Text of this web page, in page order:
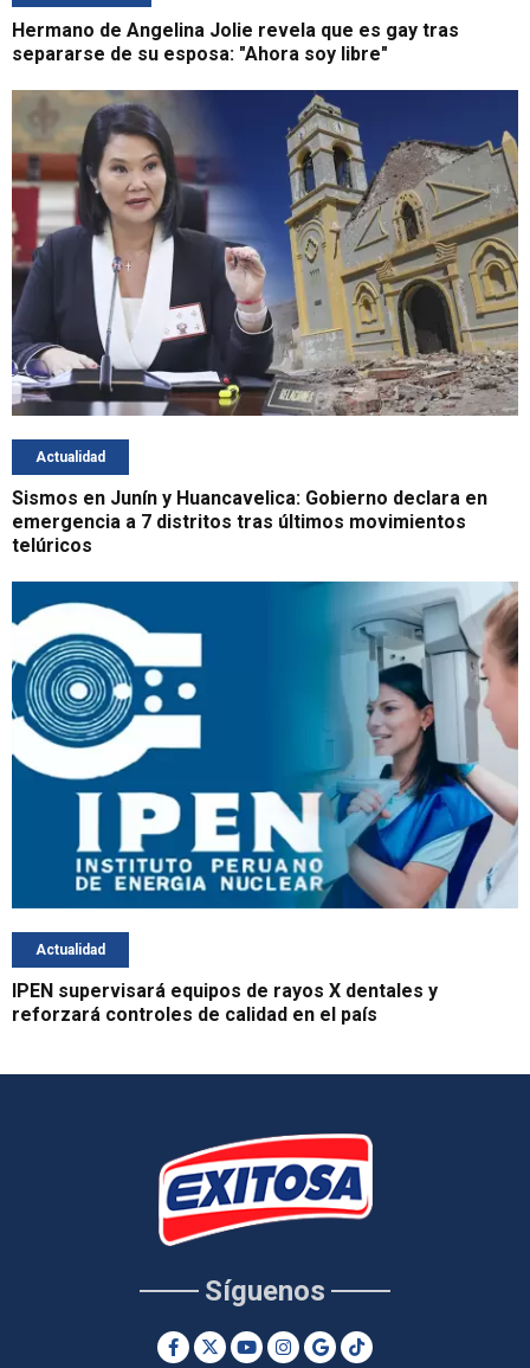
Hermano de Angelina Jolie revela que es gay tras
separarse de su esposa: "Ahora soy libre"
Actualidad
Sismos en Junín y Huancavelica: Gobierno declara en
emergencia a 7 distritos tras últimos movimientos
telúricos
Actualidad
IPEN supervisará equipos de rayos X dentales y
reforzará controles de calidad en el país
Síguenos